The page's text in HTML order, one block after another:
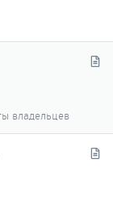
я
владельцев